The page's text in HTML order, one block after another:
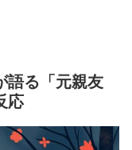
語る「元親友
応